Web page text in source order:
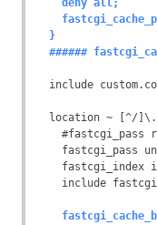
    deny all;
  }
######
include
location ~ [^/
#fastcgi_pass
fastcgi_pass
fastcgi_index
include